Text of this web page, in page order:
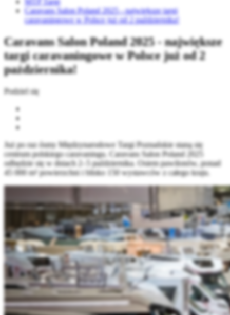
Caravans Salon Poland 2025 - największe targi
caravaningowe w Polsce już od 2 października!
Caravans Salon Poland 2025 - największe
targi caravaningowe w Polsce już od 2
października!
Podziel się
Już po raz ósmy Międzynarodowe Targi Poznańskie staną się
centrum polskiego caravaningu. Caravans Salon Poland 2025
odbędzie się w dniach 2–5 października. Osiem pawilonów, ponad
45 000 m² powierzchni i blisko 150 wystawców z całego kraju.